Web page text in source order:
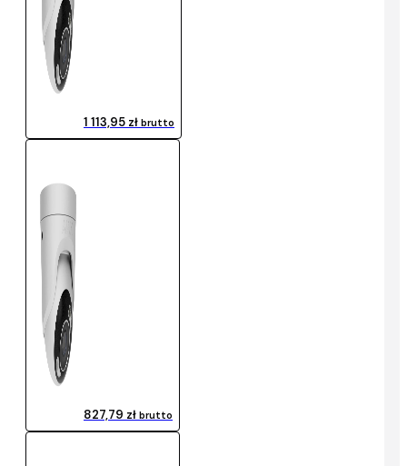
1 113,95 zł brutto
827,79 zł brutto